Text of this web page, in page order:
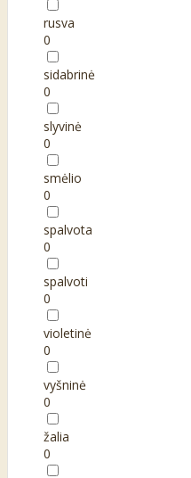
rusva
0
sidabrinė
0
slyvinė
0
smėlio
0
spalvota
0
spalvoti
0
violetinė
0
vyšninė
0
žalia
0